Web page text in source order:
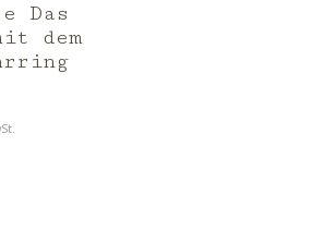
Das
dem